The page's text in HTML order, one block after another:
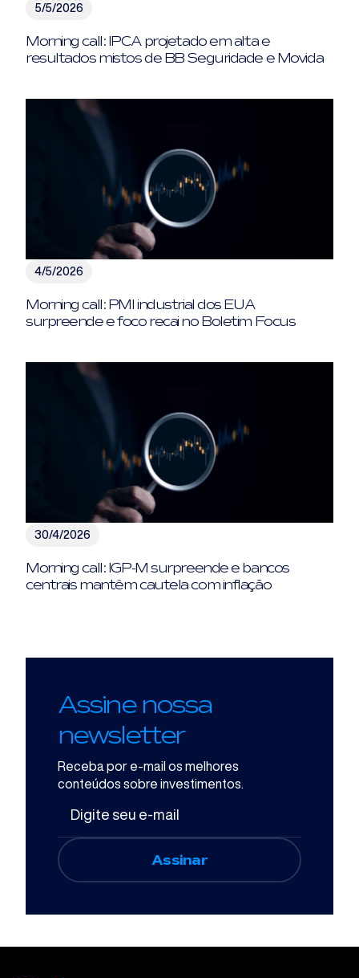
5/5/2026
Morning call: IPCA projetado em alta e
resultados mistos de BB Seguridade e Movida
4/5/2026
Morning call: PMI industrial dos EUA
surpreende e foco recai no Boletim Focus
30/4/2026
Morning call: IGP-M surpreende e bancos
centrais mantêm cautela com inflação
Assine nossa
newsletter
Receba por e-mail os melhores
conteúdos sobre investimentos.